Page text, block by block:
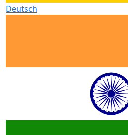
Deutsch